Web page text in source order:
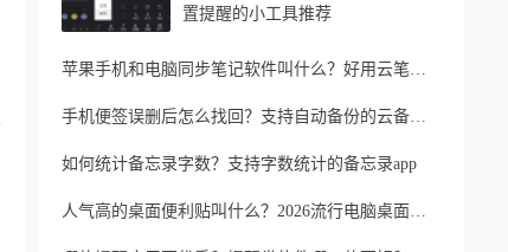
置提醒的小工具推荐
苹果手机和电脑同步笔记软件叫什么？好用云笔记软件分享
手机便签误删后怎么找回？支持自动备份的云备忘录软件
如何统计备忘录字数？支持字数统计的备忘录app
人气高的桌面便利贴叫什么？2026流行电脑桌面便利贴